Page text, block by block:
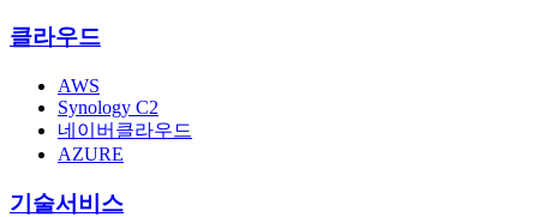
클라우드
AWS
Synology C2
네이버클라우드
AZURE
기술서비스